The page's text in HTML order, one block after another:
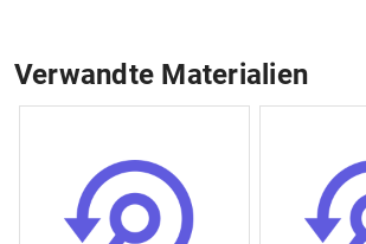
Verwandte Materialien